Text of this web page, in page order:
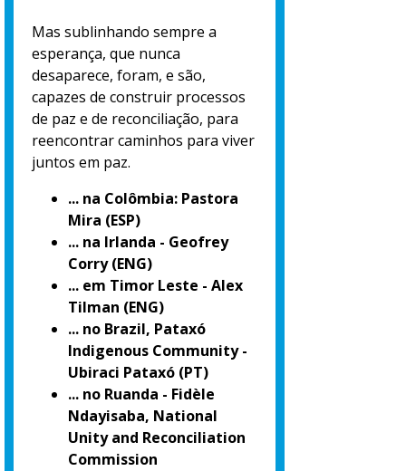
Mas sublinhando sempre a
esperança, que nunca
desaparece, foram, e são,
capazes de construir processos
de paz e de reconciliação, para
reencontrar caminhos para viver
juntos em paz.
... na Colômbia: Pastora
Mira (ESP)
... na Irlanda - Geofrey
Corry (ENG)
... em Timor Leste - Alex
Tilman (ENG)
... no Brazil, Pataxó
Indigenous Community -
Ubiraci Pataxó (PT)
... no Ruanda - Fidèle
Ndayisaba, National
Unity and Reconciliation
Commission